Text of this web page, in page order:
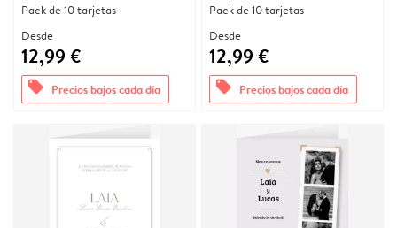
Pack de 10 tarjetas
Desde
12,99 €
offers Precios bajos cada día
Pack de 10 tarjetas
Desde
12,99 €
offers Precios bajos cada día